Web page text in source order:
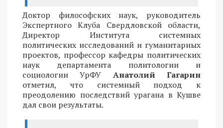
Доктор философских наук, руководитель
Экспертного Клуба Свердловской области,
Директор Института системных
политических исследований и гуманитарных
проектов, профессор кафедры политических
наук департамента политологии и
социологии УрФУ Анатолий Гагарин
отметил, что системный подход к
преодолению последствий урагана в Кушве
дал свои результаты.